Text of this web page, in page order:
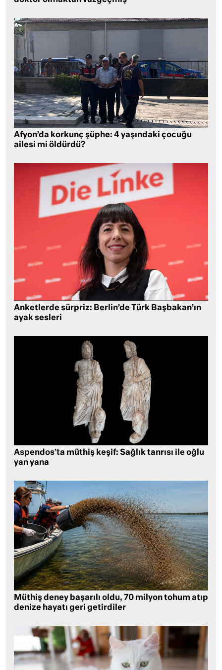
Afyon’da korkunç şüphe: 4 yaşındaki çocuğu
ailesi mi öldürdü?
Anketlerde sürpriz: Berlin’de Türk Başbakan’ın
ayak sesleri
Aspendos’ta müthiş keşif: Sağlık tanrısı ile oğlu
yan yana
Müthiş deney başarılı oldu, 70 milyon tohum atıp
denize hayatı geri getirdiler